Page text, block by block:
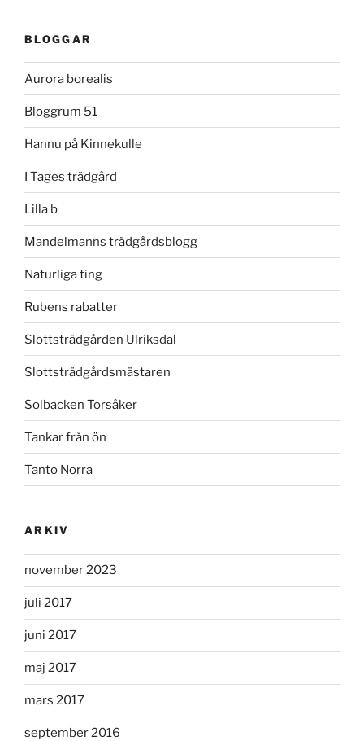
BLOGGAR
Aurora borealis
Bloggrum 51
Hannu på Kinnekulle
I Tages trädgård
Lilla b
Mandelmanns trädgårdsblogg
Naturliga ting
Rubens rabatter
Slottsträdgården Ulriksdal
Slottsträdgårdsmästaren
Solbacken Torsåker
Tankar från ön
Tanto Norra
ARKIV
november 2023
juli 2017
juni 2017
maj 2017
mars 2017
september 2016